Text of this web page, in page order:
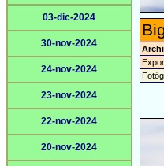
03-dic-2024
30-nov-2024
24-nov-2024
23-nov-2024
22-nov-2024
20-nov-2024